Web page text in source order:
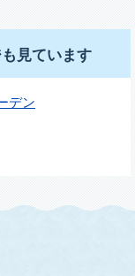
見ています
デン